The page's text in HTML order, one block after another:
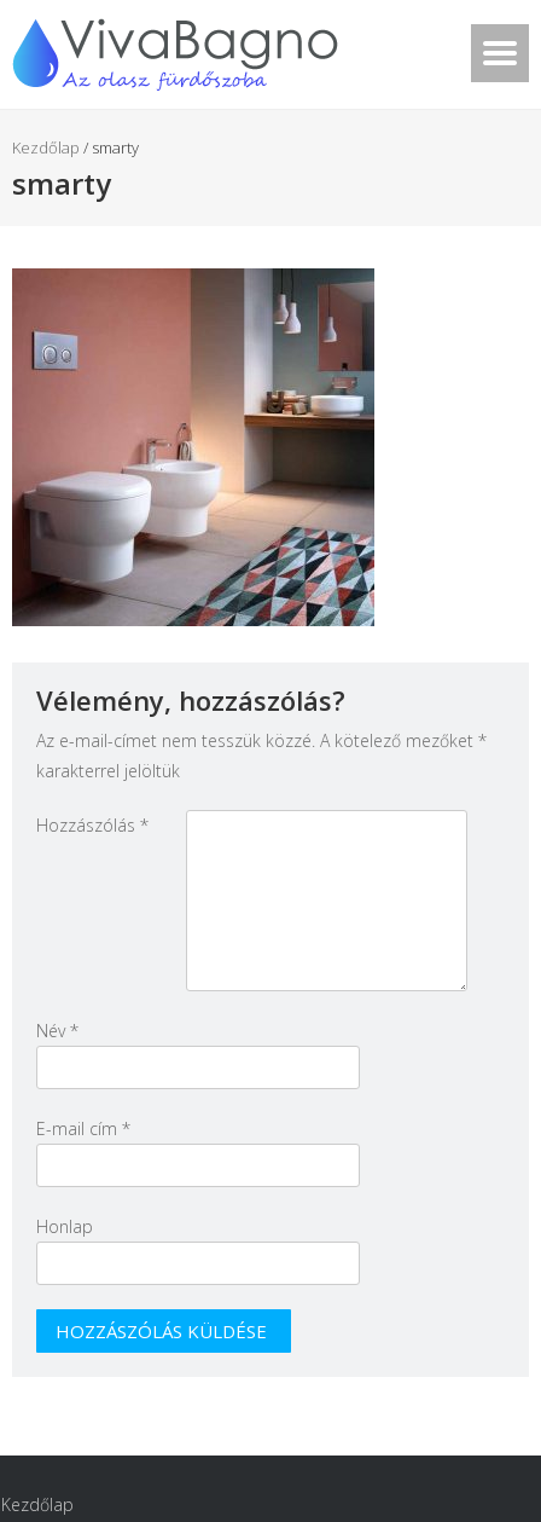
Kezdőlap / smarty
smarty
Vélemény, hozzászólás?
Az e-mail-címet nem tesszük közzé. A kötelező mezőket *
karakterrel jelöltük
Hozzászólás *
Név*
E-mail cím *
Honlap
Kezdőlap